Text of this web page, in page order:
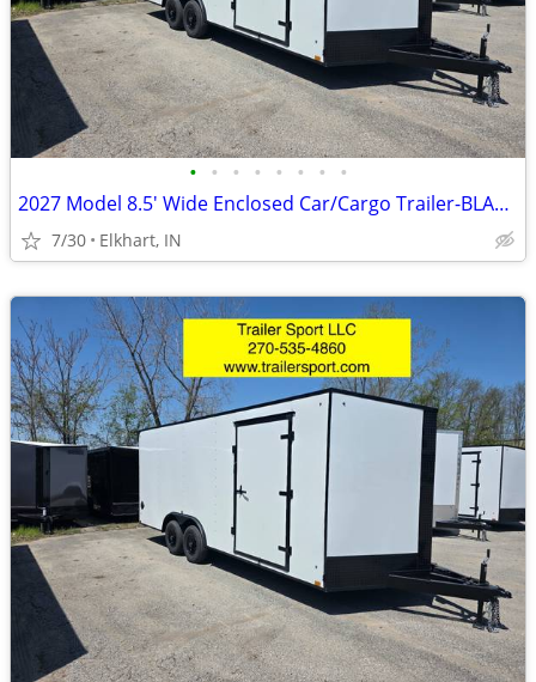
• • • • • • • •
2027 Model 8.5' Wide Enclosed Car/Cargo Trailer-BLACKOUT PACKAGE
7/30 Elkhart, IN